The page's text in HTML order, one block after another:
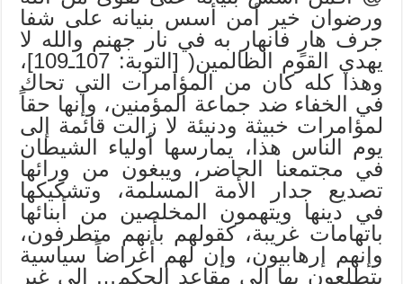
ورضوان خير أمن أسس بنيانه على شفا
جرف هارٍ فانهار به في نار جهنم والله لا
يهدي القوم الظالمين( [التوبة: 107ـ109]،
وهذا كله كان من المؤامرات التي تحاك
في الخفاء ضد جماعة المؤمنين، وإنها حقاً
لمؤامرات خبيثة ودنيئة لا زالت قائمة إلى
يوم الناس هذا، يمارسها أولياء الشيطان
في مجتمعنا الحاضر، ويبغون من ورائها
تصديع جدار الأمة المسلمة، وتشكيكها
في دينها ويتهمون المخلصين من أبنائها
باتهامات غريبة، كقولهم بأنهم متطرفون،
وإنهم إرهابيون، وإن لهم أغراضاً سياسية
يتطلعون بها إلى مقاعد الحكم… إلى غير